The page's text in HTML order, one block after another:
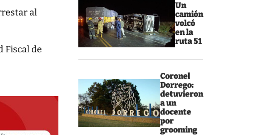
Un
camión
volcó
en la
ruta 51
Coronel
Dorrego:
detuvieron
a un
docente
por
grooming
al
Fiscal de